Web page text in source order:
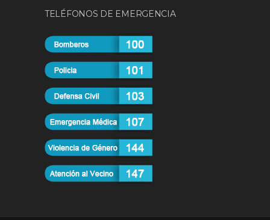
TELÉFONOS DE EMERGENCIA